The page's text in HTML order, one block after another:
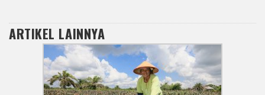
ARTIKEL LAINNYA